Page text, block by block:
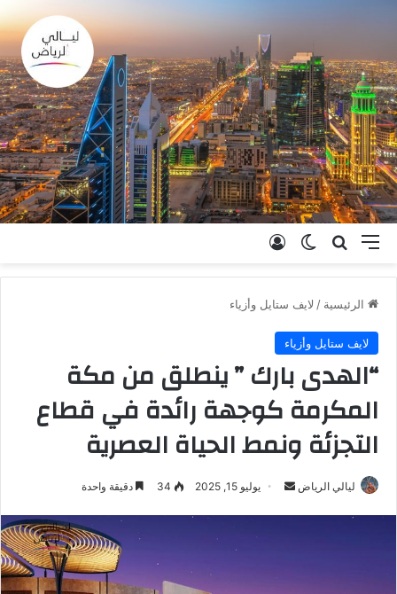
القائمة بحث عنالوضع المظلم
الرئيسية / لايف ستايل وأزياء
لايف ستايل وأزياء
“الهدى بارك ” ينطلق من مكة
المكرمة كوجهة رائدة في قطاع
التجزئة ونمط الحياة العصرية
ليالي الرياض يوليو 15, 2025 34 دقيقة واحدة